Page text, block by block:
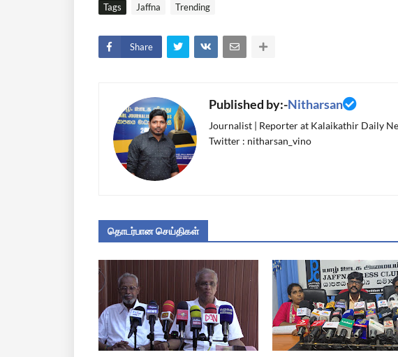
Tags Jaffna Trending
Share
Published by:-Nitharsan
Journalist | Reporter at Kalaikathir Daily
Twitter : nitharsan_vino
தொடர்பான செய்திகள்